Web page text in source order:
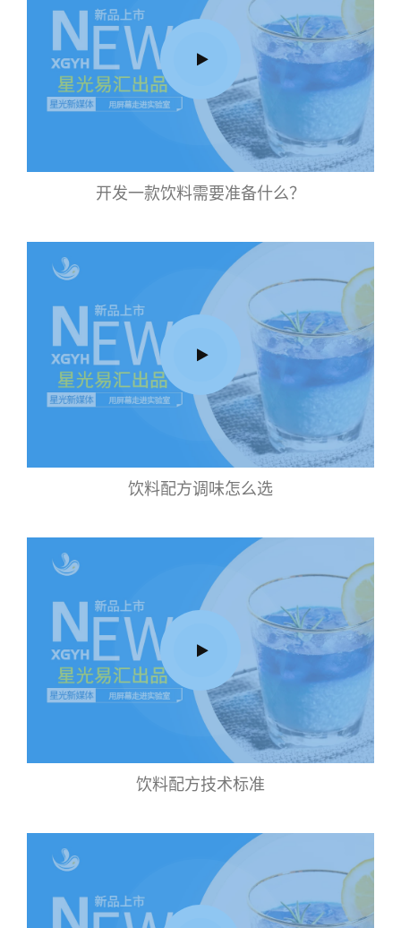
开发一款饮料需要准备什么？
饮料配方调味怎么选
饮料配方技术标准